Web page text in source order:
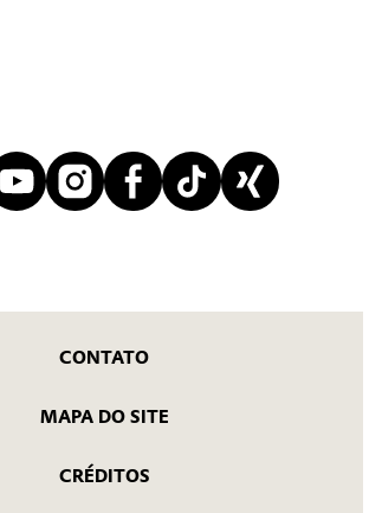
CONTATO
MAPA DO SITE
CRÉDITOS